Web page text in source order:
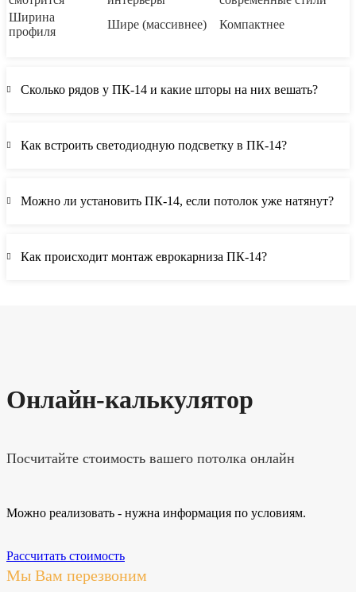
Ширина
профиля
Шире (массивнее) Компактнее
Сколько рядов у ПК-14 и какие шторы на них вешать?
Как встроить светодиодную подсветку в ПК-14?
Можно ли установить ПК-14, если потолок уже натянут?
Как происходит монтаж еврокарниза ПК-14?
Онлайн-калькулятор
Посчитайте стоимость вашего потолка онлайн
Можно реализовать - нужна информация по условиям.
Рассчитать стоимость
Мы Вам перезвоним